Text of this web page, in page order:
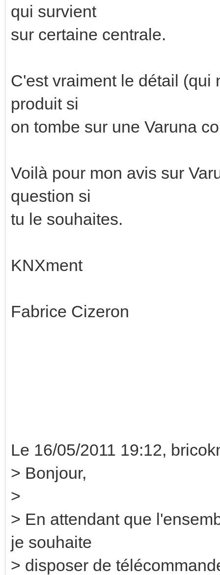
qui survient
sur certaine centrale.
C'est vraiment le détail (qui
produit si
on tombe sur une Varuna
Voilà pour mon avis sur
question si
tu le souhaites.
KNXment
Fabrice Cizeron
Le 16/05/2011 19:12,
> Bonjour,
>
> En attendant que
je souhaite
> disposer de